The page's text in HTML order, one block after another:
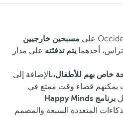
مسبحين خارجيين
أحدهما يتم تدفئته على مدار
خاص بهم للأطفال،بالإضافة إلى
يمكنهم قضاء وقت ممتع في
برنامج Happy Minds
المتعددة السبعة والمصمم